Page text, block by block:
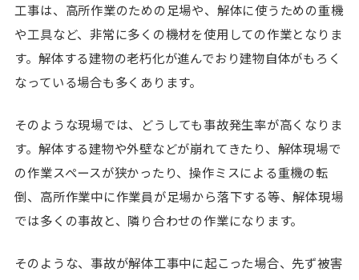
工事は、高所作業のための足場や、解体に使うための重機
や工具など、非常に多くの機材を使用しての作業となりま
す。解体する建物の老朽化が進んでおり建物自体がもろく
なっている場合も多くあります。
そのような現場では、どうしても事故発生率が高くなりま
す。解体する建物や外壁などが崩れてきたり、解体現場で
の作業スペースが狭かったり、操作ミスによる重機の転
倒、高所作業中に作業員が足場から落下する等、解体現場
では多くの事故と、隣り合わせの作業になります。
そのような、事故が解体工事中に起こった場合、先ず被害